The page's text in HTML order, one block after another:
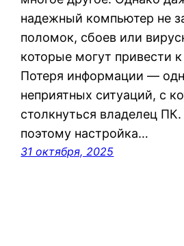
надежный компьютер не
поломок, сбоев или
которые могут привести
Потеря информации —
неприятных ситуаций, с
столкнуться владелец
поэтому настройка…
31 октября, 2025